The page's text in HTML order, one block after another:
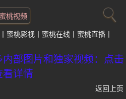
蜜桃视频
蜜桃影视 蜜桃在线
蜜桃直播
部图片和独家视频：点击
看详情
返回上页